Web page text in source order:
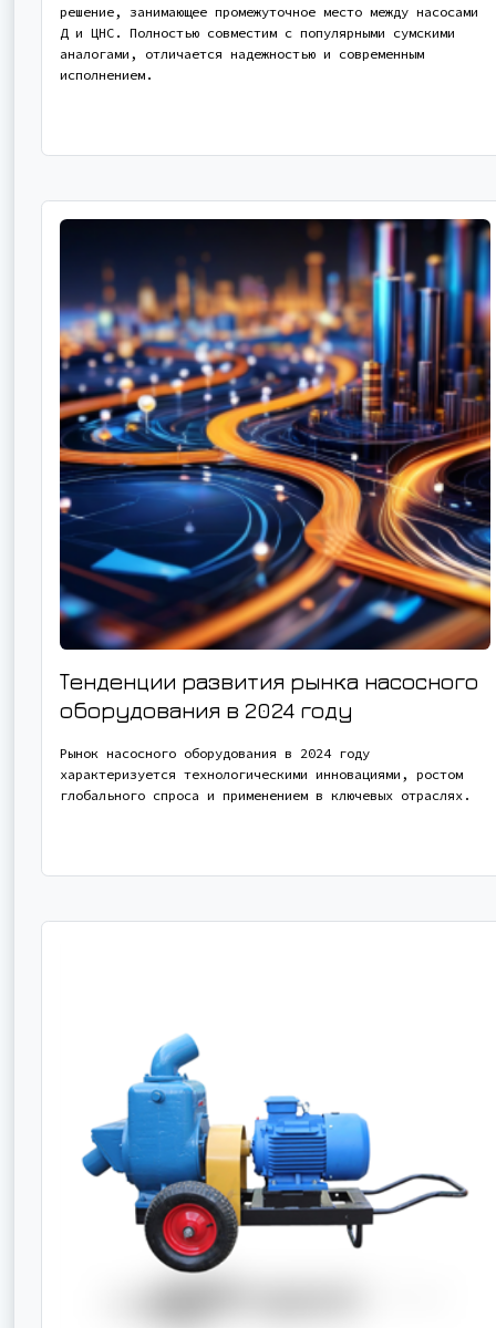
решение, занимающее промежуточное место между насосами
Д и ЦНС. Полностью совместим с популярными сумскими
аналогами, отличается надежностью и современным
исполнением.
Тенденции развития рынка насосного
оборудования в 2024 году
Рынок насосного оборудования в 2024 году
характеризуется технологическими инновациями, ростом
глобального спроса и применением в ключевых отраслях.